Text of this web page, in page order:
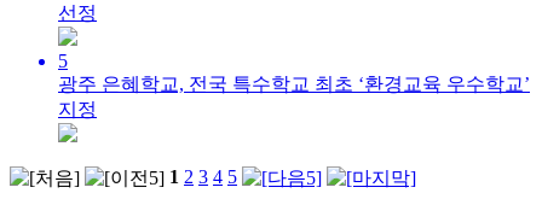
선정
5
광주 은혜학교, 전국 특수학교 최초 ‘환경교육 우수학교’
지정
1 2 3 4 5